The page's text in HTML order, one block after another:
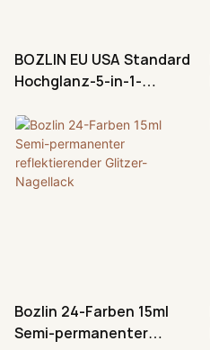
BOZLIN EU USA Standard
Hochglanz-5-in-1-
Überlack/Unterlack
(Lieferanten)
Bozlin 24-Farben 15ml
Semi-permanenter